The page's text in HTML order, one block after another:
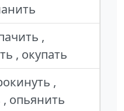
,
, окупать
,
опьянить